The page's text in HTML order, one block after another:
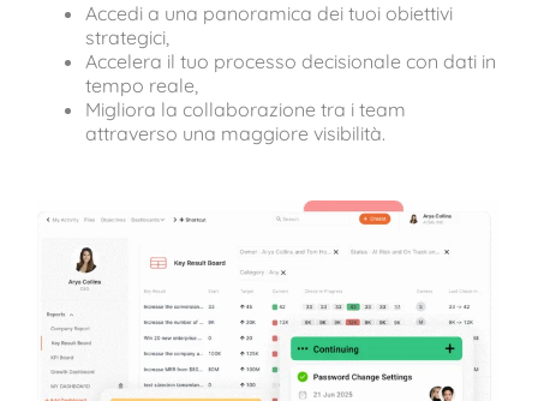
Accedi a una panoramica dei tuoi obiettivi
strategici,
Accelera il tuo processo decisionale con dati in
tempo reale,
Migliora la collaborazione tra i team
attraverso una maggiore visibilità.